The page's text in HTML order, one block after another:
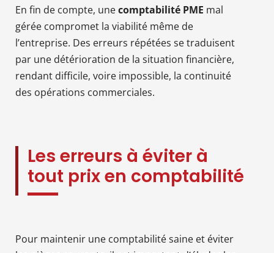
En fin de compte, unecomptabilité PME mal
gérée compromet la viabilité même de
l’entreprise. Des erreurs répétées se traduisent
par une détérioration de la situation financière,
rendant difficile, voire impossible, la continuité
des opérations commerciales.
Les erreurs à éviter à
tout prix en comptabilité
Pour maintenir une comptabilité saine et éviter